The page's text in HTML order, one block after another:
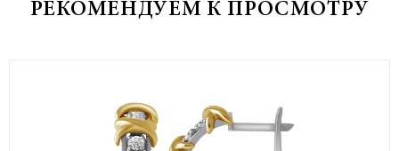
РЕКОМЕНДУЕМ К ПРОСМОТРУ